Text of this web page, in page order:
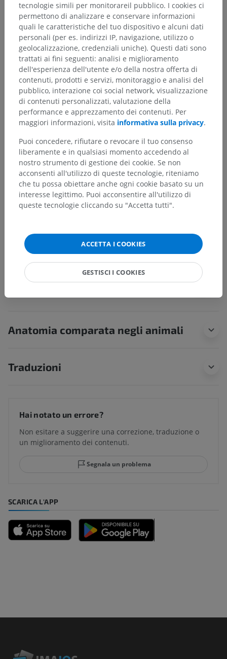
Gerarchia anatomica
Anatomia umana 2
Sistema nervoso> Sistema nervoso centrale>
Encefalo> Cervello> Telencefalo>
Lobo temporale>
Circonvoluzione temporale superiore>
Piano temporale
Strutture sottostanti:Non sono presenti strutture
Anatomia umana 1
Neuroanatomia umana
Anatomia comparata negli animali
Traduzioni
Hai notato un errore?
Non esitare a suggerire una correzione, traduzione o
un miglioramento dei contenuti.
Segnala un problema
SCARICA L'APP
tecnologie simili per monitorareil pubblico. I cookies ci
permettono di analizzare e conservare informazioni
quali le caratteristiche del tuo dispositivo e alcuni dati
personali (per es. indirizzi IP, navigazione, utilizzo o
geolocalizzazione, credenziali uniche). Questi dati sono
trattati ai fini seguenti: analisi e miglioramento
dell'esperienza dell'utente e/o della nostra offerta di
contenuti, prodotti e servizi, monitoraggio e analisi del
pubblico, interazione coi social network, visualizzazione
di contenuti personalizzati, valutazione della
performance e apprezzamento dei contenuti. Per
maggiori informazioni, visita informativa sulla privacy.
Puoi concedere, rifiutare o revocare il tuo consenso
liberamente e in qualsiasi momento accedendo al
nostro strumento di gestione dei cookie. Se non
acconsenti all'utilizzo di queste tecnologie, riteniamo
che tu possa obiettare anche ogni cookie basato su un
interesse legittimo. Puoi acconsentire all'utilizzo di
queste tecnologie cliccando su "Accetta tutti".
ACCETTA I COOKIES
GESTISCI I COOKIES